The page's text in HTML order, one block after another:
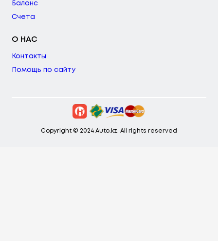
Баланс
Счета
О НАС
Контакты
Помощь по сайту
Copyright © 2024 Auto.kz. All rights reserved